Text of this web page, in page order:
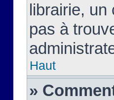
librairie, un
pas à
Haut
»